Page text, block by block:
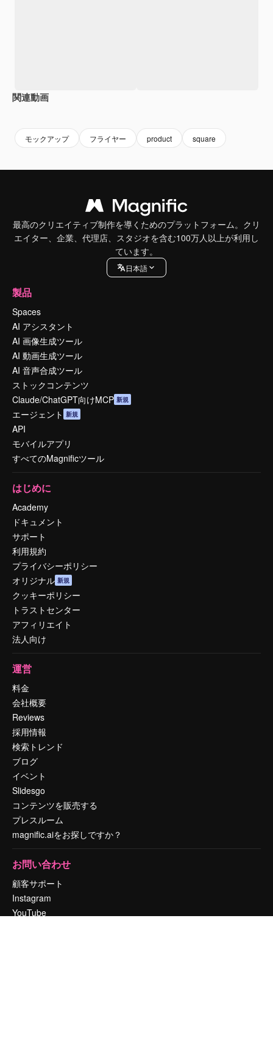
関連動画
モックアップ フライヤー product square
最高のクリエイティブ制作を導くためのプラットフォーム。クリ
エイター、企業、代理店、スタジオを含む100万人以上が利用し
ています。
日本語
製品
Spaces
AI アシスタント
AI 画像生成ツール
AI 動画生成ツール
AI 音声合成ツール
ストックコンテンツ
Claude/ChatGPT向けMCP 新規
エージェント 新規
API
モバイルアプリ
すべてのMagnificツール
はじめに
Academy
ドキュメント
サポート
利用規約
プライバシーポリシー
オリジナル 新規
クッキーポリシー
トラストセンター
アフィリエイト
法人向け
運営
料金
会社概要
Reviews
採用情報
検索トレンド
ブログ
イベント
Slidesgo
コンテンツを販売する
プレスルーム
magnific.aiをお探しですか？
お問い合わせ
顧客サポート
Instagram
YouTube